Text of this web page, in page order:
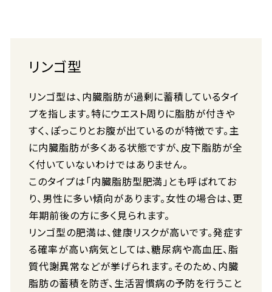
リンゴ型
リンゴ型は、内臓脂肪が過剰に蓄積しているタイ
プを指します。特にウエスト周りに脂肪が付きや
すく、ぽっこりとお腹が出ているのが特徴です。主
に内臓脂肪が多くある状態ですが、皮下脂肪が全
く付いていないわけではありません。
このタイプは「内臓脂肪型肥満」とも呼ばれてお
り、男性に多い傾向があります。女性の場合は、更
年期前後の方に多く見られます。
リンゴ型の肥満は、健康リスクが高いです。発症す
る確率が高い病気としては、糖尿病や高血圧、脂
質代謝異常などが挙げられます。そのため、内臓
脂肪の蓄積を防ぎ、生活習慣病の予防を行うこと